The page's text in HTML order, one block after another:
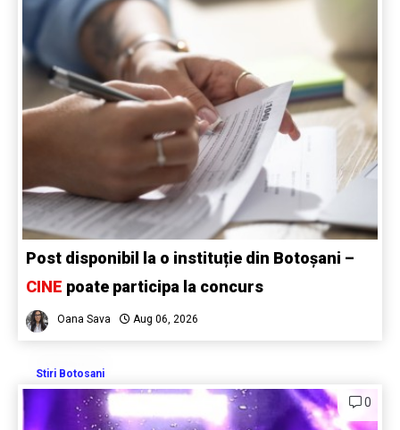
Post disponibil la o instituție din Botoșani –
CINE poate participa la concurs
Oana Sava Aug 06, 2026
Stiri Botosani
0